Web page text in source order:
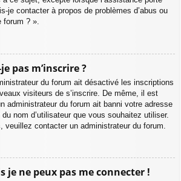
je contacter à propos de problèmes d’abus ou
forum ? ».
pas m’inscrire ?
du forum ait désactivé les inscriptions
visiteurs de s’inscrire. De même, il est
administrateur du forum ait banni votre adresse
du nom d’utilisateur que vous souhaitez utiliser.
veuillez contacter un administrateur du forum.
je ne peux pas me connecter !